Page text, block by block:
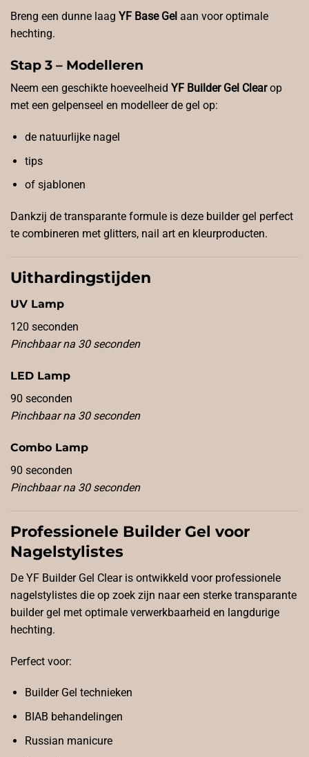
Breng een dunne laag YF Base Gel aan voor optimale
hechting.
Stap 3 – Modelleren
Neem een geschikte hoeveelheid YF Builder Gel Clearop
met een gelpenseel en modelleer de gel op:
de natuurlijke nagel
tips
of sjablonen
Dankzij de transparante formule is deze builder gel perfect
te combineren met glitters, nail art en kleurproducten.
Uithardingstijden
UV Lamp
120 seconden
Pinchbaar na 30 seconden
LED Lamp
90 seconden
Pinchbaar na 30 seconden
Combo Lamp
90 seconden
Pinchbaar na 30 seconden
Professionele Builder Gel voor
Nagelstylistes
De YF Builder Gel Clear is ontwikkeld voor professionele
nagelstylistes die op zoek zijn naar een sterke transparante
builder gel met optimale verwerkbaarheid en langdurige
hechting.
Perfect voor:
Builder Gel technieken
BIAB behandelingen
Russian manicure